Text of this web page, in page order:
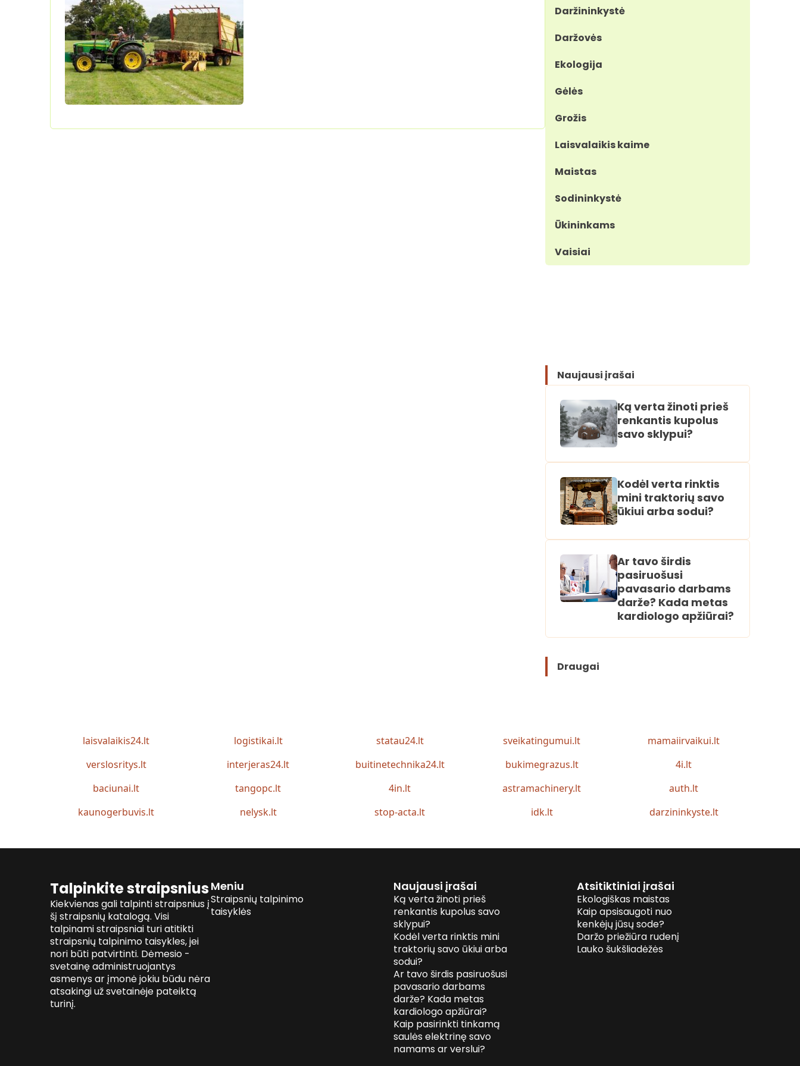
Daržininkystė
Daržovės
Ekologija
Gėlės
Grožis
Laisvalaikis kaime
Maistas
Sodininkystė
Ūkininkams
Vaisiai
Naujausi įrašai
Ką verta žinoti prieš
renkantis kupolus
savo sklypui?
Kodėl verta rinktis
mini traktorių savo
ūkiui arba sodui?
Ar tavo širdis
pasiruošusi
pavasario darbams
darže? Kada metas
kardiologo apžiūrai?
Draugai
laisvalaikis24.lt logistikai.lt statau24.lt sveikatingumui.lt
mamaiirvaikui.lt
verslosritys.lt
interjeras24.lt buitinetechnika24.lt bukimegrazus.lt
4i.lt
baciunai.lt
tangopc.lt 4in.lt astramachinery.lt
auth.lt
kaunogerbuvis.lt
nelysk.lt stop-acta.lt idk.lt darzininkyste.lt
Talpinkite straipsnius
Kiekvienas gali talpinti straipsnius į
šį straipsnių katalogą. Visi
talpinami straipsniai turi atitikti
straipsnių talpinimo taisykles, jei
nori būti patvirtinti. Dėmesio -
svetainę administruojantys
asmenys ar įmonė jokiu būdu nėra
atsakingi už svetainėje pateiktą
turinį.
Meniu
Straipsnių talpinimo
taisyklės
Naujausi įrašai
Ką verta žinoti prieš
renkantis kupolus savo
sklypui?
Kodėl verta rinktis mini
traktorių savo ūkiui arba
sodui?
Ar tavo širdis pasiruošusi
pavasario darbams
darže? Kada metas
kardiologo apžiūrai?
Kaip pasirinkti tinkamą
saulės elektrinę savo
namams ar verslui?
Atsitiktiniai įrašai
Ekologiškas maistas
Kaip apsisaugoti nuo
kenkėjų jūsų sode?
Daržo priežiūra rudenį
Lauko šukšliadėžės